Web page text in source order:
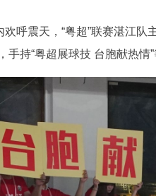
呼震天，“粤超”联赛湛江
持“粤超展球技 台胞献热情